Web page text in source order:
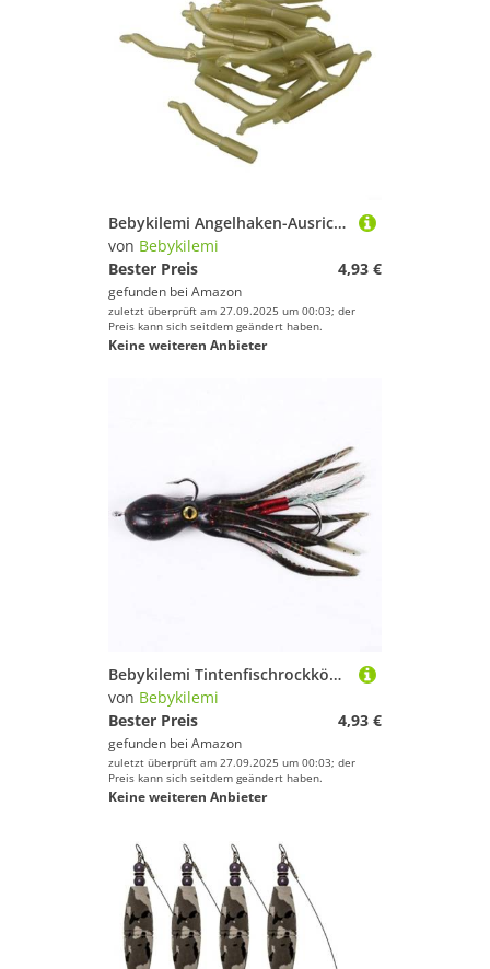
Bebykilemi Angelhaken-Ausrichtungen, Silikon, Anti-Verheddern, Haar-Rig-Komponenten, Karpfenangeln, Angelausrüstung, Unterköder, Wafter Rig-Teile, Grün, 30 Stück
von Bebykilemi
Bester Preis
4,93 €
gefunden bei Amazon
zuletzt überprüft am 27.09.2025 um 00:03; der
Preis kann sich seitdem geändert haben.
Keine weiteren Anbieter
Bebykilemi Tintenfischrockköder, 21 g, 110 mm, Silikon, Oktopusrock, weicher Köder, künstlich, Salzwasser, Meeresangeln, Ausrüstung für Barsch, Wels, Raubfisch, leuchtend (dunkelgrün)
von Bebykilemi
Bester Preis
4,93 €
gefunden bei Amazon
zuletzt überprüft am 27.09.2025 um 00:03; der
Preis kann sich seitdem geändert haben.
Keine weiteren Anbieter